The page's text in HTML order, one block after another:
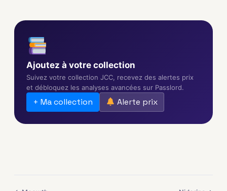
Ajoutez à votre collection
Suivez votre collection JCC, recevez des alertes prix
et débloquez les analyses avancées sur Passlord.
+ Ma collection Alerte prix